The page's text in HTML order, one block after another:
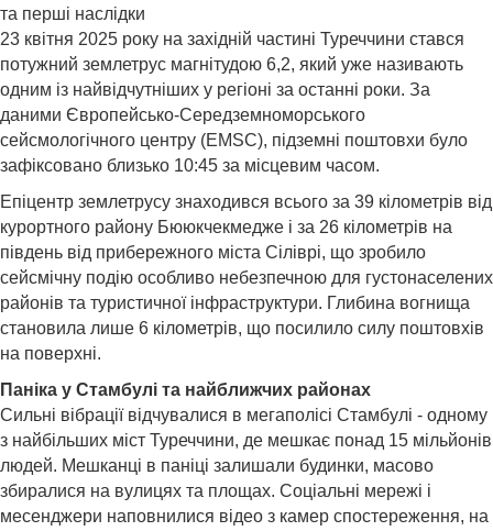
та перші наслідки
23 квітня 2025 року на західній частині Туреччини стався
потужний землетрус магнітудою 6,2, який уже називають
одним із найвідчутніших у регіоні за останні роки. За
даними Європейсько-Середземноморського
сейсмологічного центру (EMSC), підземні поштовхи було
зафіксовано близько 10:45 за місцевим часом.
Епіцентр землетрусу знаходився всього за 39 кілометрів від
курортного району Бююкчекмедже і за 26 кілометрів на
південь від прибережного міста Сіліврі, що зробило
сейсмічну подію особливо небезпечною для густонаселених
районів та туристичної інфраструктури. Глибина вогнища
становила лише 6 кілометрів, що посилило силу поштовхів
на поверхні.
Паніка у Стамбулі та найближчих районах
Сильні вібрації відчувалися в мегаполісі Стамбулі - одному
з найбільших міст Туреччини, де мешкає понад 15 мільйонів
людей. Мешканці в паніці залишали будинки, масово
збиралися на вулицях та площах. Соціальні мережі і
месенджери наповнилися відео з камер спостереження, на